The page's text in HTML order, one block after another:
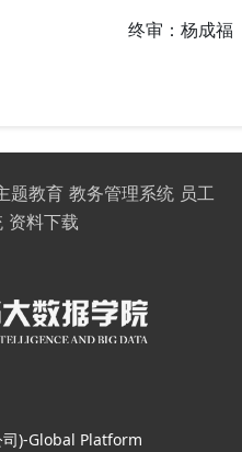
终审：杨成福
题教育 教务管理系统 员工
资料下载
司)-Global Platform